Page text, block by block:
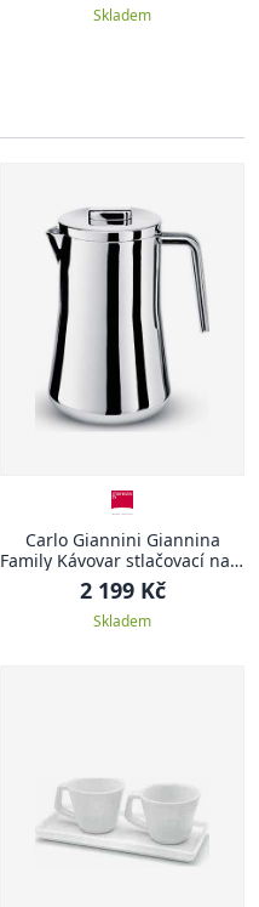
Skladem
Carlo Giannini Giannina
Family Kávovar stlačovací na 8
šálků
2 199 Kč
Skladem